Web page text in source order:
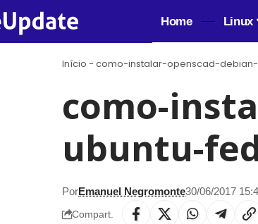
Home Linux
Início - como-instalar-openscad-
como-
ubuntu-
PorEmanuel Negromonte30/06/2017
Compart.